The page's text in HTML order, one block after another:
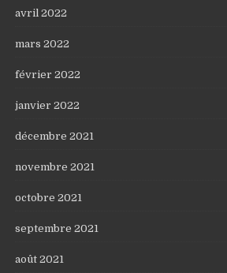
avril 2022
mars 2022
février 2022
janvier 2022
décembre 2021
novembre 2021
octobre 2021
septembre 2021
août 2021